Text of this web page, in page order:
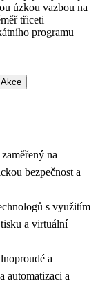
úzkou vazbou na
třiceti
programu
Akce
na
bezpečnost a
s využitím
a virtuální
a
automatizaci a